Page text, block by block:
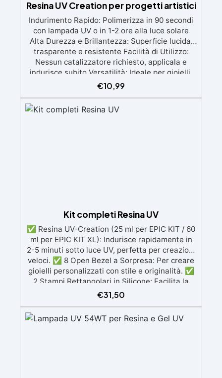
Resina UV Creation per progetti artistici
Indurimento Rapido: Polimerizza in 90 secondi
con lampada UV o in 1-2 ore alla luce solare
Alta Durezza e Brillantezza: Superficie lucida,
trasparente e resistente Facilità di Utilizzo:
Nessun catalizzatore richiesto, applicala e
indurisce subito Versatilità: Ideale per gioielli,
accessori e decorazioni personalizzate Nuova
Formula: Non lascia superfici appiccicose,
€10,99
Kit completi Resina UV
✅ Resina UV-Creation (25 ml per EPIC KIT / 60
ml per EPIC KIT XL): Indurisce rapidamente in
2-5 minuti sotto luce UV, perfetta per creazioni
veloci. ✅ 8 Open Bezel a Sorpresa: Per creare
gioielli personalizzati con stile e originalità. ✅
2 Stampi Rettangolari in Silicone: Facilita la
creazione di forme precise e professionali. ✅
Torcia UV 21W (EPIC KIT) o Torcia UV 21 LED
(EPIC KIT XL): Asciugatura rapida e uniforme
della resina. ✅ 2 Pigmenti Neon da 10 gr:
€31,50